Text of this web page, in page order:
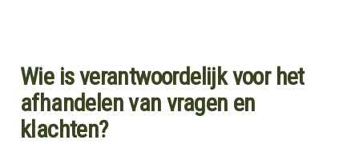
Wie is verantwoordelijk voor het
afhandelen van vragen en
klachten?